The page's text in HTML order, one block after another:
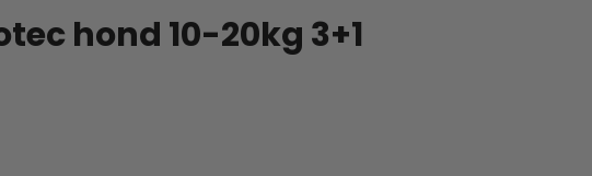
hond 10-20kg 3+1